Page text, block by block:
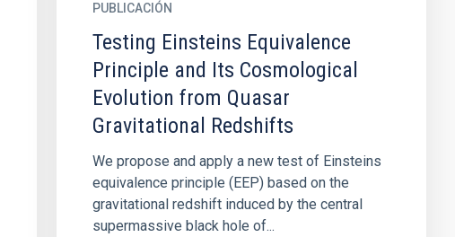
PUBLICACIÓN
Testing Einsteins Equivalence
Principle and Its Cosmological
Evolution from Quasar
Gravitational Redshifts
We propose and apply a new test of Einsteins
equivalence principle (EEP) based on the
gravitational redshift induced by the central
supermassive black hole of...